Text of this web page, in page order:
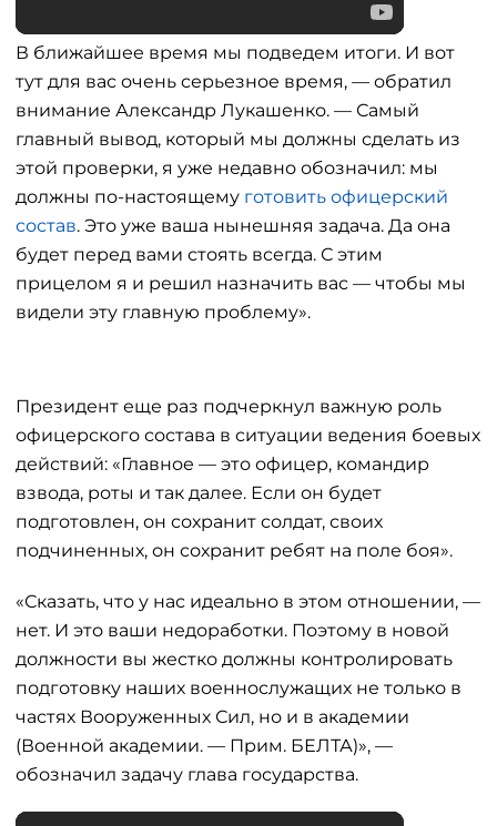
В ближайшее время мы подведем итоги. И вот
тут для вас очень серьезное время, — обратил
внимание Александр Лукашенко. — Самый
главный вывод, который мы должны сделать из
этой проверки, я уже недавно обозначил: мы
должны по-настоящему готовить офицерский
состав. Это уже ваша нынешняя задача. Да она
будет перед вами стоять всегда. С этим
прицелом я и решил назначить вас — чтобы мы
видели эту главную проблему».
Президент еще раз подчеркнул важную роль
офицерского состава в ситуации ведения боевых
действий: «Главное — это офицер, командир
взвода, роты и так далее. Если он будет
подготовлен, он сохранит солдат, своих
подчиненных, он сохранит ребят на поле боя».
«Сказать, что у нас идеально в этом отношении, —
нет. И это ваши недоработки. Поэтому в новой
должности вы жестко должны контролировать
подготовку наших военнослужащих не только в
частях Вооруженных Сил, но и в академии
(Военной академии. — Прим. БЕЛТА)», —
обозначил задачу глава государства.